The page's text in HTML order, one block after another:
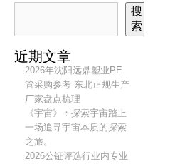
搜
索
近期文章
2026年沈阳远鼎塑业PE
管采购参考 东北正规生产
厂家盘点梳理
《宇宙》：探索宇宙踏上
一场追寻宇宙本质的探索
之旅。
2026公钲评选行业内专业